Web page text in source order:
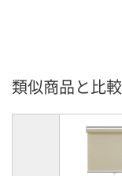
類似商品と比較